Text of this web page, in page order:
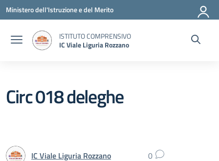
Vai ai contenuti
Vai al menu di navigazione
Vai al footer
Ministero dell'Istruzione e del Merito
ISTITUTO COMPRENSIVO
IC Viale Liguria Rozzano
Circ 018 deleghe
IC Viale Liguria Rozzano 0